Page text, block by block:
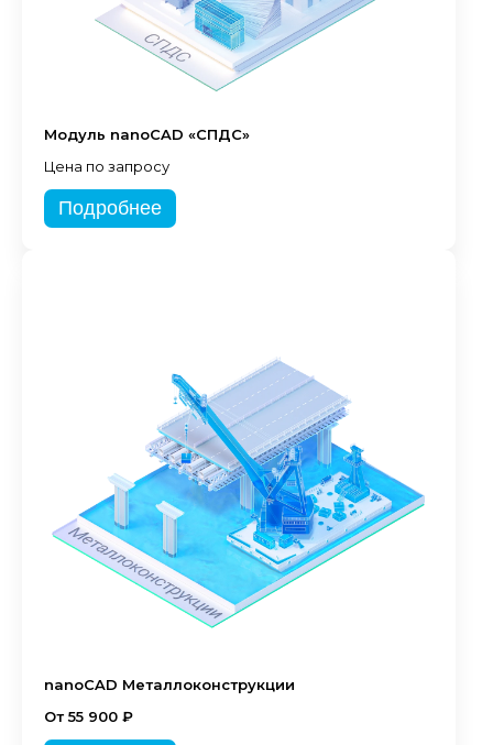
Модуль nanoCAD «СПДС»
Цена по запросу
Подробнее
nanoCAD Металлоконструкции
От 55 900 ₽